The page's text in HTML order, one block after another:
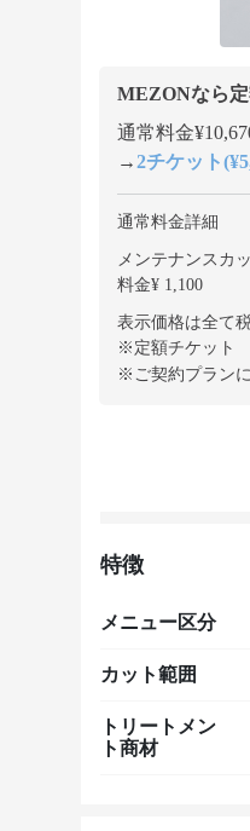
MEZONなら
通常料金
→2チケット
通常料金詳細
メンテナンスカ
料金¥ 1,100
表示価格は全て
※定額チケット
※ご契約プラン
特徴
メニュー区分
カット範囲
トリートメン
ト商材